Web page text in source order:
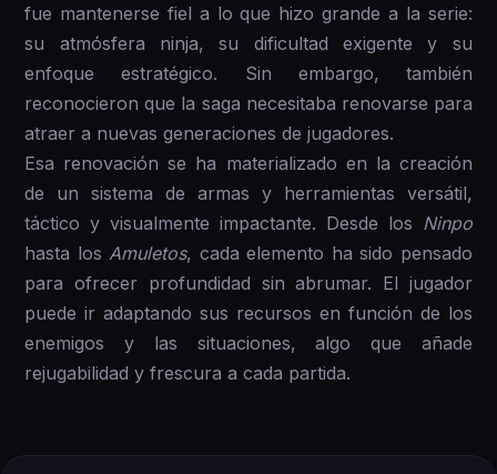
fue mantenerse fiel a lo que hizo grande a la serie:
su atmósfera ninja, su dificultad exigente y su
enfoque estratégico. Sin embargo, también
reconocieron que la saga necesitaba renovarse para
atraer a nuevas generaciones de jugadores.
Esa renovación se ha materializado en la creación
de un sistema de armas y herramientas versátil,
táctico y visualmente impactante. Desde los Ninpo
hasta los Amuletos, cada elemento ha sido pensado
para ofrecer profundidad sin abrumar. El jugador
puede ir adaptando sus recursos en función de los
enemigos y las situaciones, algo que añade
rejugabilidad y frescura a cada partida.